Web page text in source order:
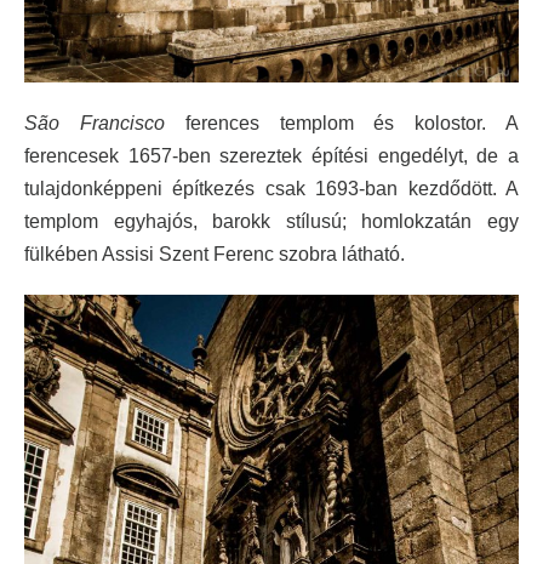
São Franciscoferences templom és kolostor. A
ferencesek 1657-ben szereztek építési engedélyt, de a
tulajdonképpeni építkezés csak 1693-ban kezdődött. A
templom egyhajós, barokk stílusú; homlokzatán egy
fülkében Assisi Szent Ferenc szobra látható.